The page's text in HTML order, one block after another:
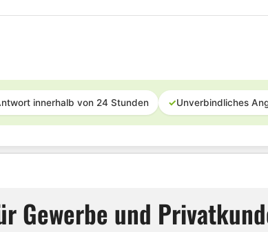
innerhalb von 24 Stunden ✓Unverbindliches
Gewerbe und